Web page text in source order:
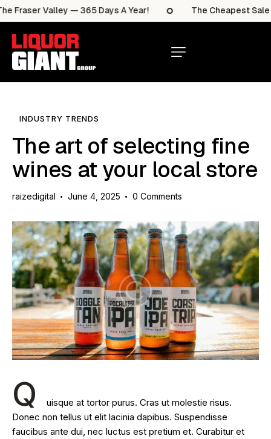
Valley — 365 Days A Year! The Cheapest Sale
INDUSTRY TRENDS
The art of selecting fine
wines at your local store
raizedigital June 4, 2025 0 Comments
Q
uisque at tortor purus. Cras ut molestie risus.
Donec non tellus ut elit lacinia dapibus. Suspendisse
faucibus ante dui, nec luctus est pretium et. Curabitur et